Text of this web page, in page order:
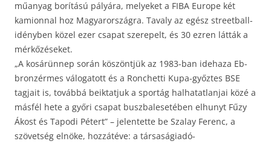
műanyag borítású pályára, melyeket a FIBA Europe két
kamionnal hoz Magyarországra. Tavaly az egész streetball-
idényben közel ezer csapat szerepelt, és 30 ezren látták a
mérkőzéseket.
„A kosárünnep során köszöntjük az 1983-ban idehaza Eb-
bronzérmes válogatott és a Ronchetti Kupa-győztes BSE
tagjait is, továbbá beiktatjuk a sportág halhatatlanjai közé a
másfél hete a győri csapat buszbalesetében elhunyt Fűzy
Ákost és Tapodi Pétert” – jelentette be Szalay Ferenc, a
szövetség elnöke, hozzátéve: a társaságiadó-